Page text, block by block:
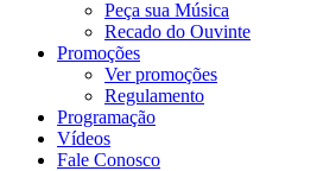
Peça sua Música
Recado do Ouvinte
Promoções
Ver promoções
Regulamento
Programação
Vídeos
Fale Conosco